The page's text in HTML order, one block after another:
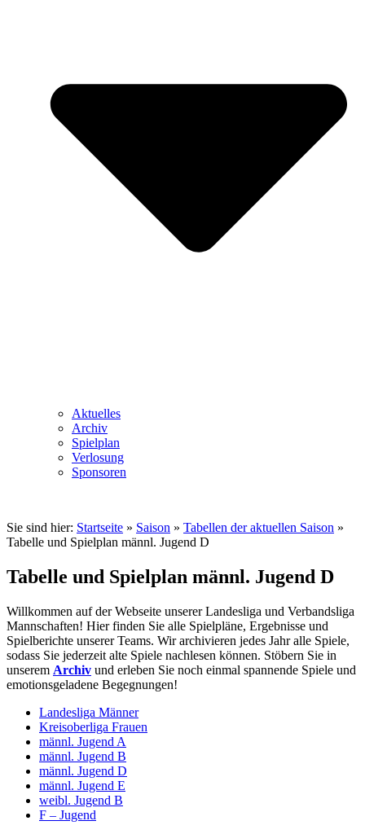
Aktuelles
Archiv
Spielplan
Verlosung
Sponsoren
Sie sind hier: Startseite » Saison » Tabellen der aktuellen Saison »
Tabelle und Spielplan männl. Jugend D
Tabelle und Spielplan männl. Jugend D
Willkommen auf der Webseite unserer Landesliga und Verbandsliga
Mannschaften! Hier finden Sie alle Spielpläne, Ergebnisse und
Spielberichte unserer Teams. Wir archivieren jedes Jahr alle Spiele,
sodass Sie jederzeit alte Spiele nachlesen können. Stöbern Sie in
unserem Archiv und erleben Sie noch einmal spannende Spiele und
emotionsgeladene Begegnungen!
Landesliga Männer
Kreisoberliga Frauen
männl. Jugend A
männl. Jugend B
männl. Jugend D
männl. Jugend E
weibl. Jugend B
F – Jugend